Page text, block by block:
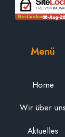
Menü
Home
Wir über uns
Aktuelles